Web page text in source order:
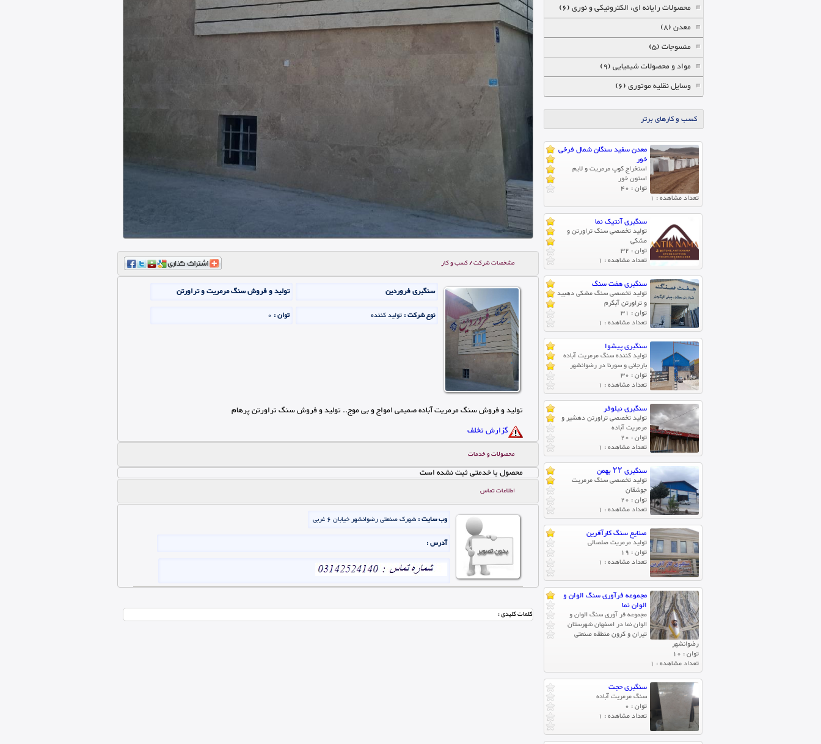
محصولات رایانه ای، الکترونیکی و نوری (6)
معدن (8)
منسوجات (5)
مواد و محصولات شیمیایی (9)
وسایل نقلیه موتوری (6)
کسب و کارهای برتر
معدن سفید سنگان شمال فرخی
خور
استخراج کوپ مرمریت و لایم
استون خور
توان : 40
تعداد مشاهده : 1
سنگبری آنتیک نما
تولید تخصصی سنگ تراورتن و
مشکی
توان : 32
تعداد مشاهده : 1
سنگبری هفت سنگ
تولید تخصصی سنگ مشکی دهبید
و تراورتن آبگرم
توان : 31
تعداد مشاهده : 1
سنگبری پیشوا
تولید کننده سنگ مرمریت آباده
بارجانی و سورنا در رضوانشهر
توان : 30
تعداد مشاهده : 1
سنگبری نیلوفر
تولید تخصصی تراورتن دهشیر و
مرمریت آباده
توان : 20
تعداد مشاهده : 1
سنگبری ۲۲ بهمن
تولید تخصصی سنگ مرمریت
جوشقان
توان : 20
تعداد مشاهده : 1
صنایع سنگ کارآفرین
تولید مرمریت صلصالی
توان : 19
تعداد مشاهده : 1
مجموعه فرآوری سنگ الوان و
الوان نما
مجموعه فر آوری سنگ الوان و
الوان نما در اصفهان شهرستان
تیران و کرون منطقه صنعتی
رضوانشهر
توان : 10
تعداد مشاهده : 1
سنگبری حجت
سنگ مرمریت آباده
توان : 0
تعداد مشاهده : 1
مشخصات شرکت / کسب و کار
سنگبری فروردین تولید و فروش سنگ مرمریت و تراورتن
نوع شرکت :تولید کننده توان : 0
تولید و فروش سنگ مرمریت آباده صمیمی امواج و بی موج.. تولید و فروش سنگ تراورتن پرهام
گزارش تخلف
محصولات و خدمات
محصول یا خدمتی ثبت نشده است
اطلاعات تماس
وب سایت :شهرک صنعتی رضوانشهر خیابان ۶ غربی
آدرس :
کلمات کلیدی :